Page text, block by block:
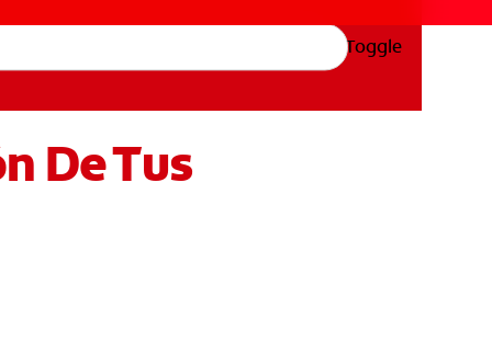
Toggle
De Tus